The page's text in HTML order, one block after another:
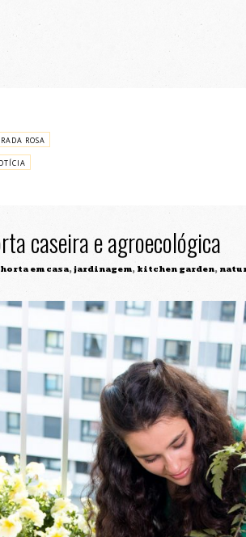
ROSA
caseira e agroecológica
horta em casa,jardinagem, kitchen garden,